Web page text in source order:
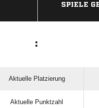
SPIELE
:
Aktuelle Platzierung
Aktuelle Punktzahl